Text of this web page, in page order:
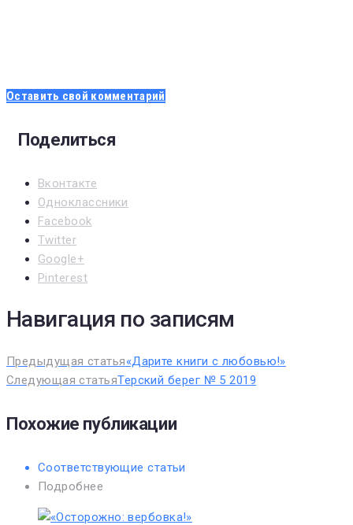
Оставить свой комментарий
Поделиться
Вконтакте
Одноклассники
Facebook
Twitter
Google+
Pinterest
Навигация по записям
Предыдущая статья«Дарите книги с любовью!»
Следующая статьяТерский берег № 5 2019
Похожие публикации
Соответствующие статьи
Подробнее